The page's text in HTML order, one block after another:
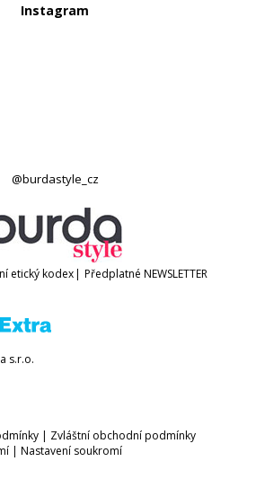
Instagram
@burdastyle_cz
etický kodex Předplatné NEWSLETTER
s.r.o.
Zvláštní obchodní podmínky
Nastavení soukromí